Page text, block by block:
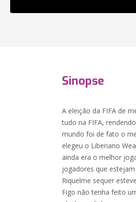
Sinopse
A eleição da FIFA de
tudo na FIFA,
mundo foi de fato o
elegeu o Liberiano
ainda era o melhor
jogadores que
Riquelme sequer
Figo não tenha feito